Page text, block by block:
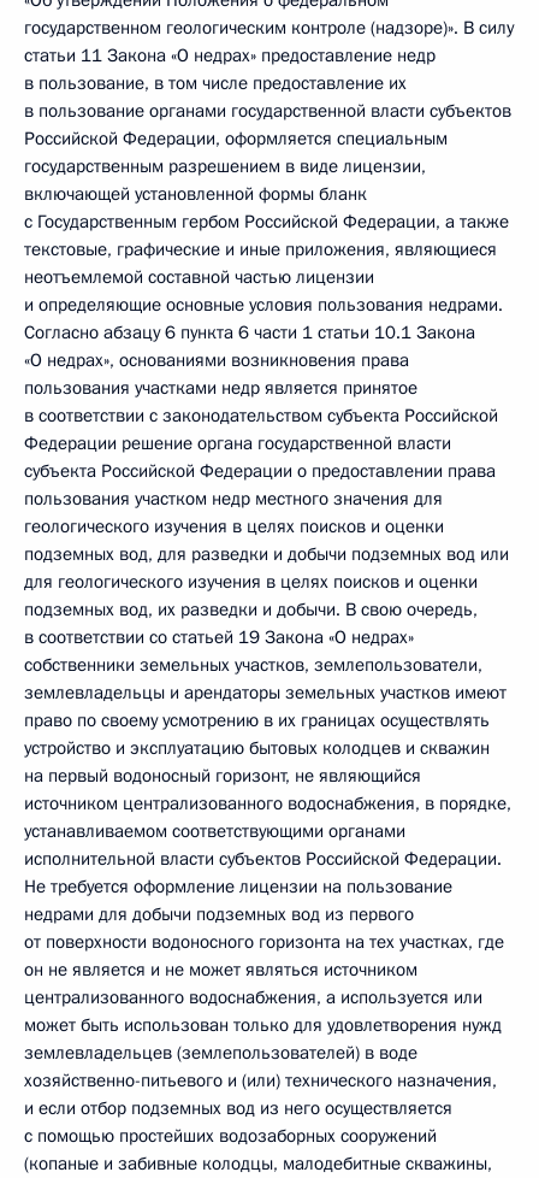
государственном геологическим контроле (надзоре)». В силу
статьи 11 Закона «О недрах» предоставление недр
в пользование, в том числе предоставление их
в пользование органами государственной власти субъектов
Российской Федерации, оформляется специальным
государственным разрешением в виде лицензии,
включающей установленной формы бланк
с Государственным гербом Российской Федерации, а также
текстовые, графические и иные приложения, являющиеся
неотъемлемой составной частью лицензии
и определяющие основные условия пользования недрами.
Согласно абзацу 6 пункта 6 части 1 статьи 10.1 Закона
«О недрах», основаниями возникновения права
пользования участками недр является принятое
в соответствии с законодательством субъекта Российской
Федерации решение органа государственной власти
субъекта Российской Федерации о предоставлении права
пользования участком недр местного значения для
геологического изучения в целях поисков и оценки
подземных вод, для разведки и добычи подземных вод или
для геологического изучения в целях поисков и оценки
подземных вод, их разведки и добычи. В свою очередь,
в соответствии со статьей 19 Закона «О недрах»
собственники земельных участков, землепользователи,
землевладельцы и арендаторы земельных участков имеют
право по своему усмотрению в их границах осуществлять
устройство и эксплуатацию бытовых колодцев и скважин
на первый водоносный горизонт, не являющийся
источником централизованного водоснабжения, в порядке,
устанавливаемом соответствующими органами
исполнительной власти субъектов Российской Федерации.
Не требуется оформление лицензии на пользование
недрами для добычи подземных вод из первого
от поверхности водоносного горизонта на тех участках, где
он не является и не может являться источником
централизованного водоснабжения, а используется или
может быть использован только для удовлетворения нужд
землевладельцев (землепользователей) в воде
хозяйственно-питьевого и (или) технического назначения,
и если отбор подземных вод из него осуществляется
с помощью простейших водозаборных сооружений
(копаные и забивные колодцы, малодебитные скважины,